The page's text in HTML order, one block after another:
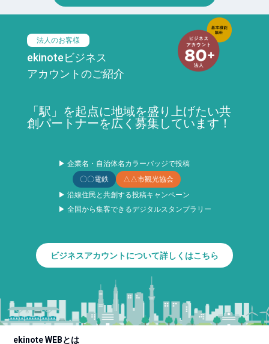
法人のお客様
ekinoteビジネス
アカウントのご紹介
「駅」を起点に地域を盛り上げたい共
創パートナーを広く募集しています！
▶ 企業名・自治体名カラーバッジで投稿
〇〇電鉄
△△市観光協会
▶ 沿線住民と共創する投稿キャンペーン
▶ 全国から集客できるデジタルスタンプラリー
ビジネスアカウントについて詳しくはこちら
ekinote WEBとは